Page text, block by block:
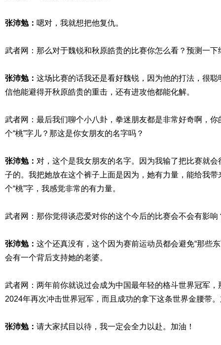
张沛勉： 嗯对，我就想把他复仇。
武者网：那么对于魏锐和秋原皓贵的比赛你怎么看？预测一下
张沛勉： 这场比赛的话我还是看好魏锐，因为他的打法，很
信他能避得开秋原皓贵的重击，还有进攻他都能化解。
武者网：最后我们聊个小八卦，拳迷朋友都是非常好奇啊，
个“桃”字儿？那这是你女朋友的名字吗？
张沛勉： 对，这个是我女朋友的名字。因为我输了把比赛就
子的。我把她放在这个裤子上面是因为，她有力量，能给我带
个“桃”字，我感觉非常的有力量。
武者网：那你觉得谈恋爱对你的这个今后的比赛会不会有影响
张沛勉： 这个还真没有，这个因为赛前运动员都会避免“那些
会有一个背后支持她的老婆。
武者网：两年前你就说过会成为中国最年轻的格斗世界冠军
2024年再次冲击世界冠军，而且成功的拿下这条世界金腰带
张沛勉： 请大家拭目以待，我一定会全力以赴。加油！